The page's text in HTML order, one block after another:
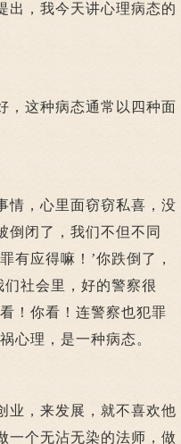
出，我今天讲心理病态的
这种病态通常以四种面
，心里面窃窃私喜，没
倒闭了，我们不但不同
有应得嘛！’你跌倒了，
社会里，好的警察很
！你看！连警察也犯罪
心理，是一种病态。
，来发展，就不喜欢他
一个无沾无染的法师，做